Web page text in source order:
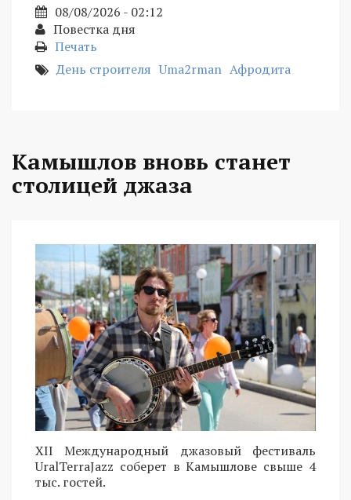
08/08/2026 - 02:12
Повестка дня
Печать
День строителя Uma2rman Афродита
Камышлов вновь станет
столицей джаза
XII Международный джазовый фестиваль
UralTerraJazz соберет в Камышлове свыше 4
тыс. гостей.